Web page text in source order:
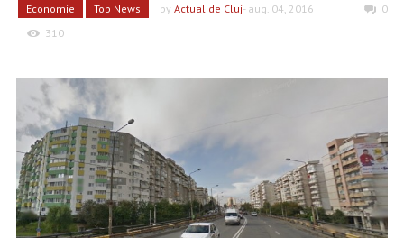
Economie Top News byActual de Cluj- aug. 04, 2016
0
310